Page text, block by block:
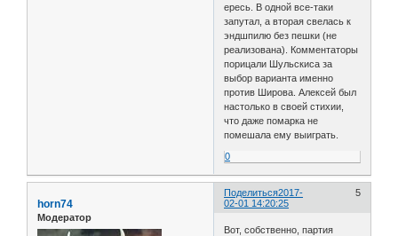
ересь. В одной все-таки
запутал, а вторая свелась к
эндшпилю без пешки (не
реализована). Комментаторы
порицали Шульскиса за
выбор варианта именно
против Широва. Алексей был
настолько в своей стихии,
что даже помарка не
помешала ему выиграть.
0
Поделиться 5
2017-
02-01 14:20:25
horn74
Модератор
Вот, собственно, партия